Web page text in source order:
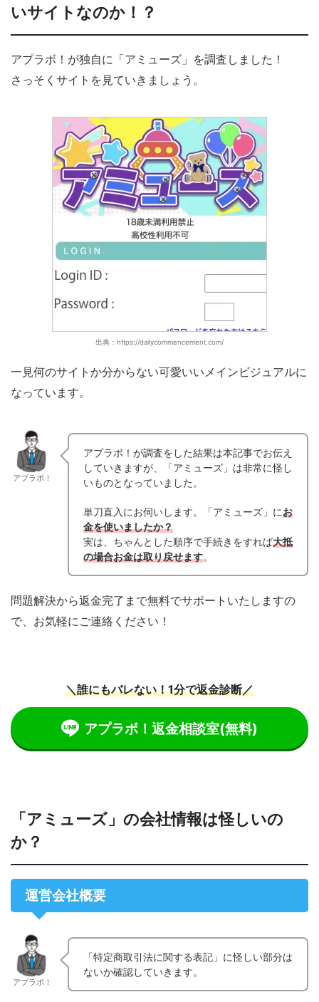
いサイトなのか！？
アプラボ！が独自に「アミューズ」を調査しました！
さっそくサイトを見ていきましょう。
出典：https://dailycommencement.com/
一見何のサイトか分からない可愛いいメインビジュアルに
なっています。
アプラボ！
アプラボ！が調査をした結果は本記事でお伝え
していきますが、「アミューズ」は非常に怪し
いものとなっていました。
単刀直入にお伺いします。「アミューズ」にお
金を使いましたか？
実は、ちゃんとした順序で手続きをすれば大抵
の場合お金は取り戻せます。
問題解決から返金完了まで無料でサポートいたしますの
で、お気軽にご連絡ください！
＼誰にもバレない！1分で返金診断／
アプラボ！返金相談室(無料)
「アミューズ」の会社情報は怪しいの
か？
運営会社概要
アプラボ！
「特定商取引法に関する表記」に怪しい部分は
ないか確認していきます。